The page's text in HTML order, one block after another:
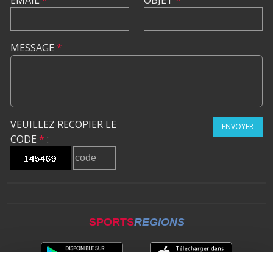
MESSAGE *
VEUILLEZ RECOPIER LE
CODE * :
ENVOYER
SPORTSREGIONS